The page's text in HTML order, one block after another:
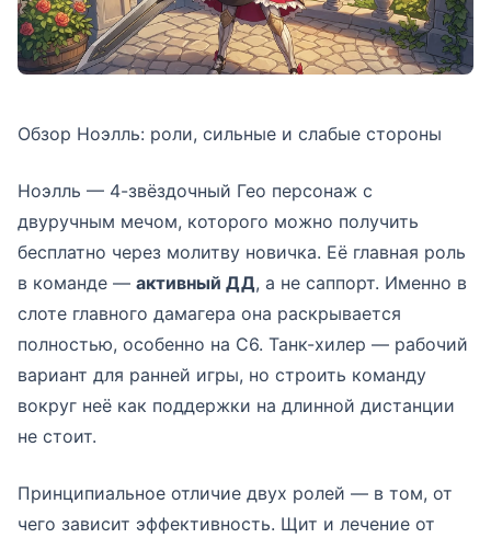
Обзор Ноэлль: роли, сильные и слабые стороны
Ноэлль — 4-звёздочный Гео персонаж с
двуручным мечом, которого можно получить
бесплатно через молитву новичка. Её главная роль
в команде — активный ДД, а не саппорт. Именно в
слоте главного дамагера она раскрывается
полностью, особенно на С6. Танк-хилер — рабочий
вариант для ранней игры, но строить команду
вокруг неё как поддержки на длинной дистанции
не стоит.
Принципиальное отличие двух ролей — в том, от
чего зависит эффективность. Щит и лечение от